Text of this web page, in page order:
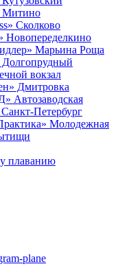
Митино
Сколково
Новопеределкино
Марьина Роща
вокзал
Дмитровка
Автозаводская
Петербург
Молодежная
плаванию
plane